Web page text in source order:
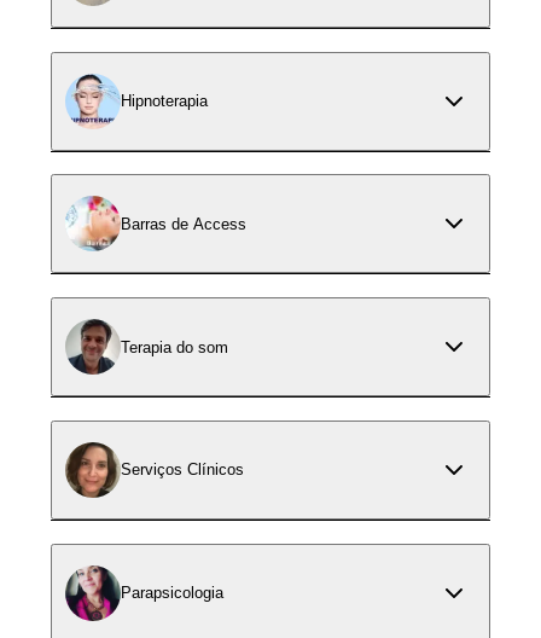
Hipnoterapia
Barras de Access
Terapia do som
Serviços Clínicos
Parapsicologia